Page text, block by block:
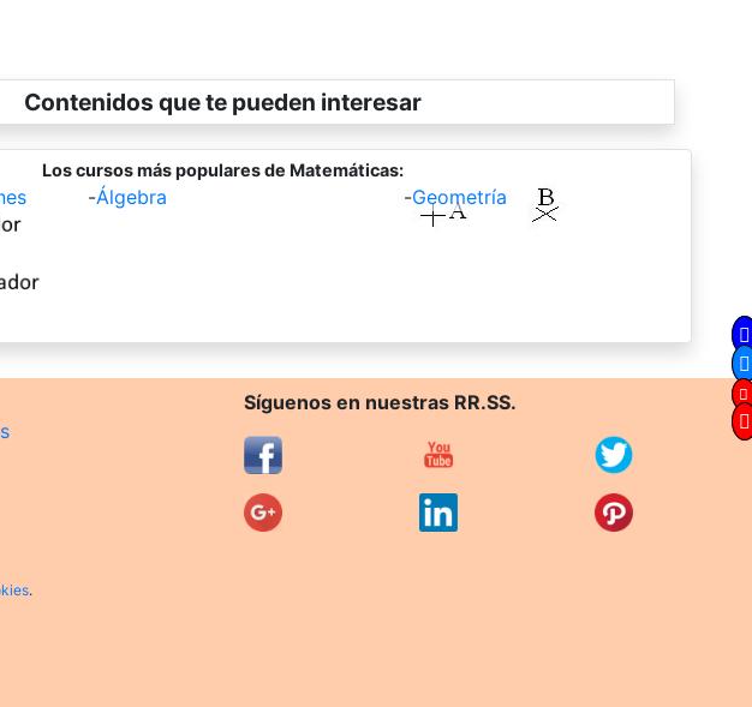
Contenidos que te pueden interesar
Los cursos más populares de Matemáticas:
-Álgebra -Geometría
Síguenos en nuestras RR.SS.
.